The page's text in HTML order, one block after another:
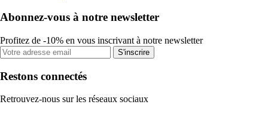
Abonnez-vous à notre newsletter
Profitez de -10% en vous inscrivant à notre newsletter
S'inscrire
Restons connectés
Retrouvez-nous sur les réseaux sociaux